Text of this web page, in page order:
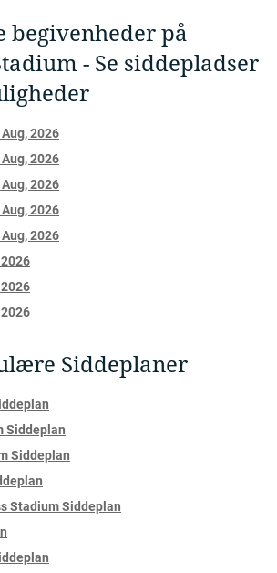
begivenheder på
- Se siddepladser
2026
2026
2026
2026
2026
Siddeplaner
Siddeplan
Siddeplan
Stadium Siddeplan